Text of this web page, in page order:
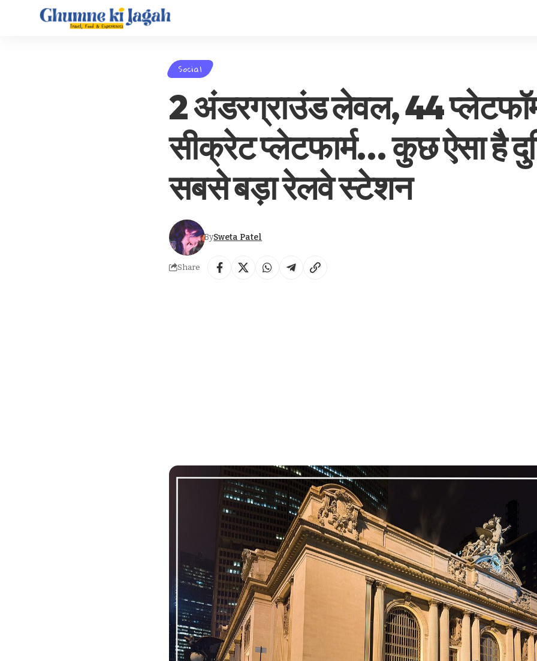
Social
2 अंडरग्राउंड लेवल, 44
सीक्रेट प्लेटफार्म… कुछ ऐसा है
सबसे बड़ा रेलवे स्टेशन
BySweta Patel
Share